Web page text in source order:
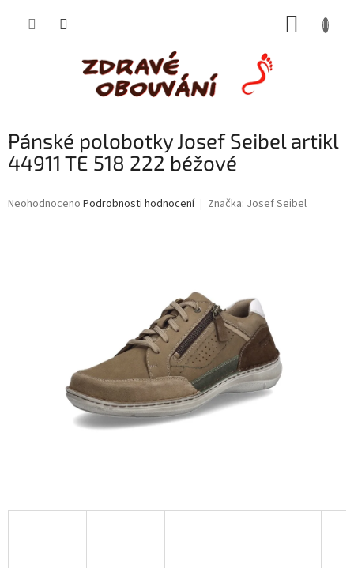
Pánské polobotky Josef Seibel artikl
44911 TE 518 222 béžové
Průměrné
Neohodnoceno Podrobnosti hodnocení Značka: Josef Seibel